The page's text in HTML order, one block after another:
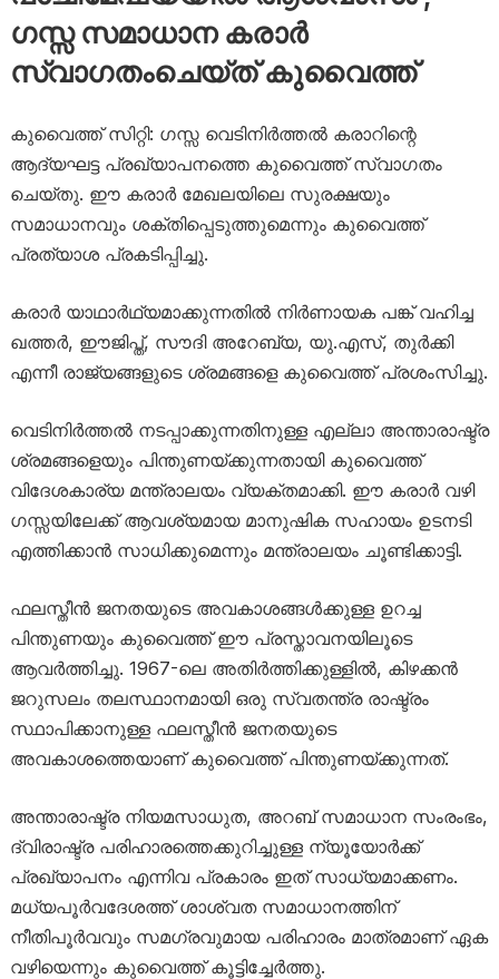
ഗസ്സ സമാധാന കരാർ
സ്വാഗതംചെയ്ത് കുവൈത്ത്
കുവൈത്ത് സിറ്റി: ഗസ്സ വെടിനിർത്തൽ കരാറിന്റെ
ആദ്യഘട്ട പ്രഖ്യാപനത്തെ കുവൈത്ത് സ്വാഗതം
ചെയ്തു. ഈ കരാർ മേഖലയിലെ സുരക്ഷയും
സമാധാനവും ശക്തിപ്പെടുത്തുമെന്നും കുവൈത്ത്
പ്രത്യാശ പ്രകടിപ്പിച്ചു.
കരാർ യാഥാർഥ്യമാക്കുന്നതിൽ നിർണായക പങ്ക് വഹിച്ച
ഖത്തർ, ഈജിപ്ത്, സൗദി അറേബ്യ, യു.എസ്, തുർക്കി
എന്നീ രാജ്യങ്ങളുടെ ശ്രമങ്ങളെ കുവൈത്ത് പ്രശംസിച്ചു.
വെടിനിർത്തൽ നടപ്പാക്കുന്നതിനുള്ള എല്ലാ അന്താരാഷ്ട്ര
ശ്രമങ്ങളെയും പിന്തുണയ്ക്കുന്നതായി കുവൈത്ത്
വിദേശകാര്യ മന്ത്രാലയം വ്യക്തമാക്കി. ഈ കരാർ വഴി
ഗസ്സയിലേക്ക് ആവശ്യമായ മാനുഷിക സഹായം ഉടനടി
എത്തിക്കാൻ സാധിക്കുമെന്നും മന്ത്രാലയം ചൂണ്ടിക്കാട്ടി.
ഫലസ്തീൻ ജനതയുടെ അവകാശങ്ങൾക്കുള്ള ഉറച്ച
പിന്തുണയും കുവൈത്ത് ഈ പ്രസ്താവനയിലൂടെ
ആവർത്തിച്ചു. 1967-ലെ അതിർത്തിക്കുള്ളിൽ, കിഴക്കൻ
ജറുസലം തലസ്ഥാനമായി ഒരു സ്വതന്ത്ര രാഷ്ട്രം
സ്ഥാപിക്കാനുള്ള ഫലസ്തീൻ ജനതയുടെ
അവകാശത്തെയാണ് കുവൈത്ത് പിന്തുണയ്ക്കുന്നത്.
അന്താരാഷ്ട്ര നിയമസാധുത, അറബ് സമാധാന സംരംഭം,
ദ്വിരാഷ്ട്ര പരിഹാരത്തെക്കുറിച്ചുള്ള ന്യൂയോർക്ക്
പ്രഖ്യാപനം എന്നിവ പ്രകാരം ഇത് സാധ്യമാക്കണം.
മധ്യപൂർവദേശത്ത് ശാശ്വത സമാധാനത്തിന്
നീതിപൂർവവും സമഗ്രവുമായ പരിഹാരം മാത്രമാണ് ഏക
വഴിയെന്നും കുവൈത്ത് കൂട്ടിച്ചേർത്തു.